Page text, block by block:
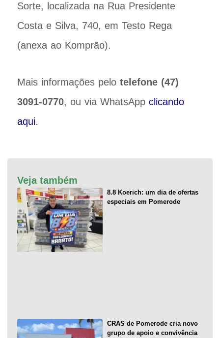
Sorte, localizada na Rua Presidente
Costa e Silva, 740, em Testo Rega
(anexa ao Komprão).
Mais informações pelo telefone (47)
3091-0770, ou via WhatsApp clicando
aqui.
Veja também
8.8 Koerich: um dia de ofertas
especiais em Pomerode
CRAS de Pomerode cria novo
grupo de apoio e convivência